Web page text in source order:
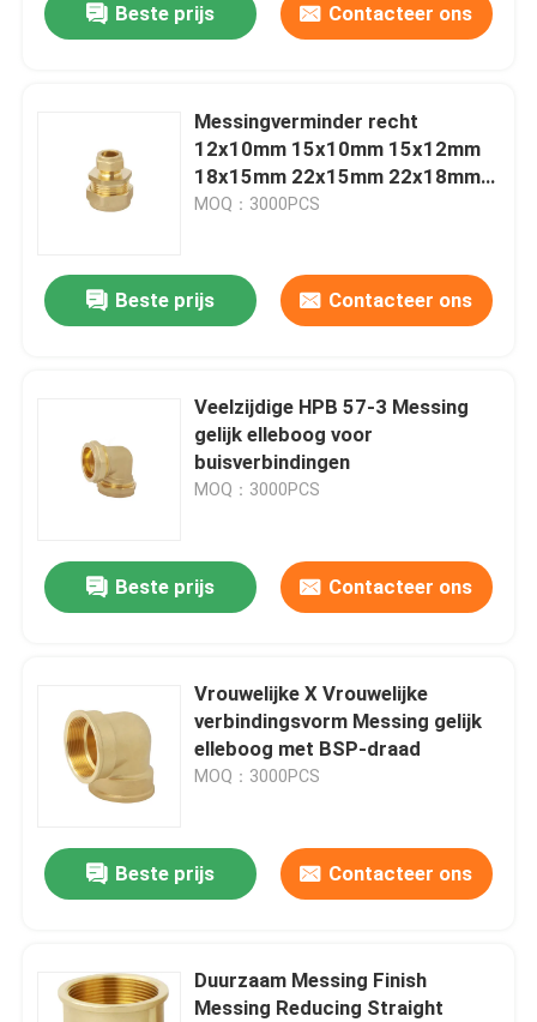
Beste prijs Contacteer ons
Messingverminder recht
12x10mm 15x10mm 15x12mm
18x15mm 22x15mm 22x18mm
28x15mm 28x22mm Materiaal
MOQ：3000PCS
Beste prijs Contacteer ons
Veelzijdige HPB 57-3 Messing
gelijk elleboog voor
buisverbindingen
MOQ：3000PCS
Beste prijs Contacteer ons
Vrouwelijke X Vrouwelijke
verbindingsvorm Messing gelijk
elleboog met BSP-draad
MOQ：3000PCS
Beste prijs Contacteer ons
Duurzaam Messing Finish
Messing Reducing Straight